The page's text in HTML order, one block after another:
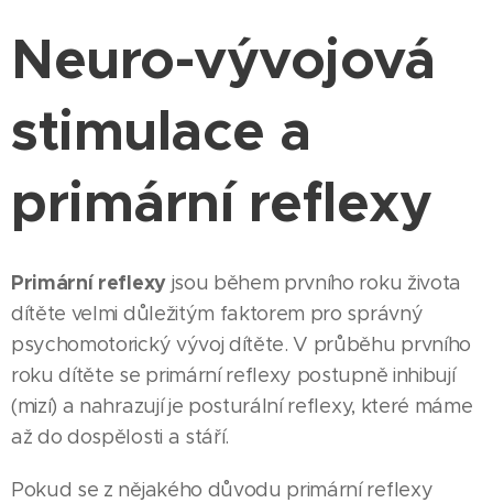
Neuro-vývojová
stimulace a
primární reflexy
Primární reflexyjsou během prvního roku života
dítěte velmi důležitým faktorem pro správný
psychomotorický vývoj dítěte. V průběhu prvního
roku dítěte se primární reflexy postupně inhibují
(mizí) a nahrazují je posturální reflexy, které máme
až do dospělosti a stáří.
Pokud se z nějakého důvodu primární reflexy